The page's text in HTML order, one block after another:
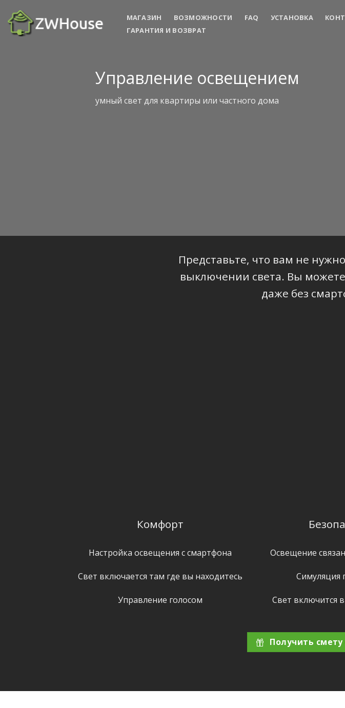
content
МАГАЗИН ВОЗМОЖНОСТИ FAQ УСТАНОВКА
ГАРАНТИЯ И ВОЗВРАТ
Управление освещением
умный свет для квартиры или частного дома
Представьте, что вам не
выключении света. Вы
даже без
Комфорт
Настройка освещения с смартфона
Свет включается там где вы находитесь
Управление голосом
Освещение
Симуляция
Свет включится
Получить смету